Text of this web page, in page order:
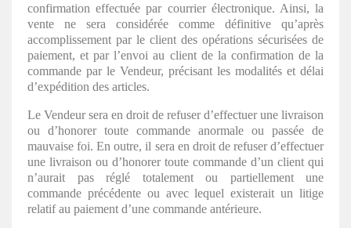
confirmation effectuée par courrier électronique. Ainsi, la
vente ne sera considérée comme définitive qu’après
accomplissement par le client des opérations sécurisées de
paiement, et par l’envoi au client de la confirmation de la
commande par le Vendeur, précisant les modalités et délai
d’expédition des articles.
Le Vendeur sera en droit de refuser d’effectuer une livraison
ou d’honorer toute commande anormale ou passée de
mauvaise foi. En outre, il sera en droit de refuser d’effectuer
une livraison ou d’honorer toute commande d’un client qui
n’aurait pas réglé totalement ou partiellement une
commande précédente ou avec lequel existerait un litige
relatif au paiement d’une commande antérieure.